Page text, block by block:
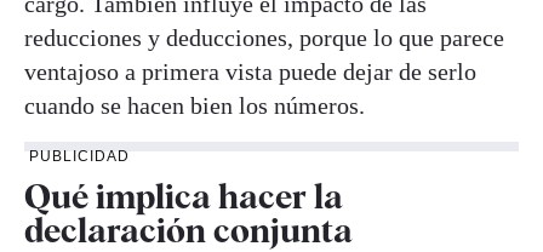
reducciones y deducciones, porque lo que parece
ventajoso a primera vista puede dejar de serlo
cuando se hacen bien los números.
PUBLICIDAD
Qué implica hacer la
declaración conjunta